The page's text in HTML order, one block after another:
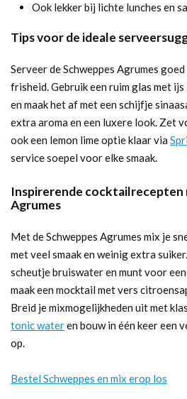
Ook lekker bij lichte lunches en
Tips voor de ideale
Serveer de Schweppes Agrumes
frisheid. Gebruik een ruim glas met
en maak het af met een schijfje
extra aroma en een luxere look. Zet
ook een lemon lime optie klaar via
service soepel voor elke smaak.
Inspirerende cocktailrecepten
Agrumes
Met de Schweppes Agrumes mix je
met veel smaak en weinig extra
scheutje bruiswater en munt voor
maak een mocktail met vers
Breid je mixmogelijkheden uit met
tonic wateren bouw in één keer een
op.
Bestel Schweppes en mix erop los